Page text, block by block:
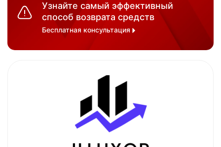
Узнайте самый эффективный
способ возврата средств
Бесплатная консультация